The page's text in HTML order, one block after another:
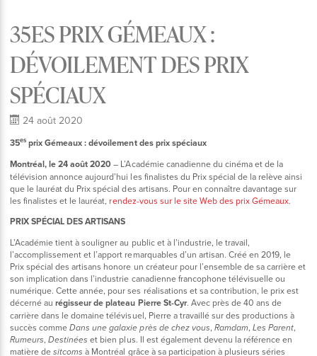
35ES PRIX GÉMEAUX :
DÉVOILEMENT DES PRIX
SPÉCIAUX
24 août 2020
35es prix Gémeaux : dévoilement des prix spéciaux
Montréal, le 24 août 2020 – L’Académie canadienne du cinéma et de la
télévision annonce aujourd’hui les finalistes du Prix spécial de la relève ainsi
que le lauréat du Prix spécial des artisans. Pour en connaître davantage sur
les finalistes et le lauréat, rendez-vous sur le site Web des prix Gémeaux.
PRIX SPÉCIAL DES ARTISANS
L’Académie tient à souligner au public et à l’industrie, le travail,
l’accomplissement et l’apport remarquables d’un artisan. Créé en 2019, le
Prix spécial des artisans honore un créateur pour l’ensemble de sa carrière et
son implication dans l’industrie canadienne francophone télévisuelle ou
numérique. Cette année, pour ses réalisations et sa contribution, le prix est
décerné aurégisseur de plateau Pierre St-Cyr. Avec près de 40 ans de
carrière dans le domaine télévisuel, Pierre a travaillé sur des productions à
succès commeDans une galaxie près de chez vous, Ramdam, Les Parent,
Rumeurs,Destinéeset bien plus. Il est également devenu la référence en
matière desitcoms à Montréal grâce à sa participation à plusieurs séries